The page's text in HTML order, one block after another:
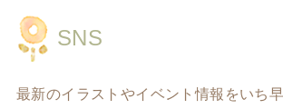
SNS
最新のイラストやイベント情報をいち